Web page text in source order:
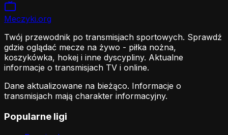
Meczyki.org
Twój przewodnik po transmisjach sportowych. Sprawdź
gdzie oglądać mecze na żywo - piłka nożna,
koszykówka, hokej i inne dyscypliny. Aktualne
informacje o transmisjach TV i online.
Dane aktualizowane na bieżąco. Informacje o
transmisjach mają charakter informacyjny.
Popularne ligi